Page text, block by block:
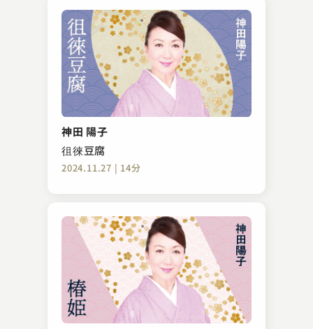
神田 陽子
徂徠豆腐
2024.11.27 | 14分